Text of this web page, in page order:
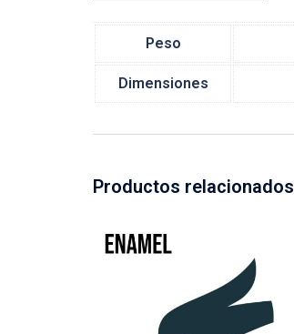
Peso
Dimensiones
Productos relacionados